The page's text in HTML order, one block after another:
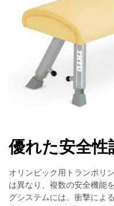
優れた安全性
オリンピック用トランポリ
は異なり、複数の安全機能
グシステムには、衝撃によ